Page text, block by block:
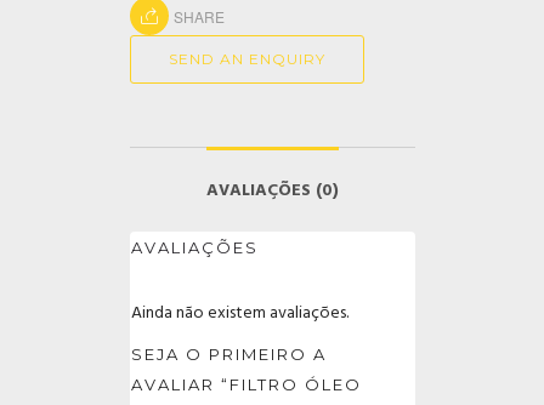
SHARE
SEND AN ENQUIRY
AVALIAÇÕES (0)
AVALIAÇÕES
Ainda não existem avaliações.
SEJA O PRIMEIRO A
AVALIAR “FILTRO ÓLEO